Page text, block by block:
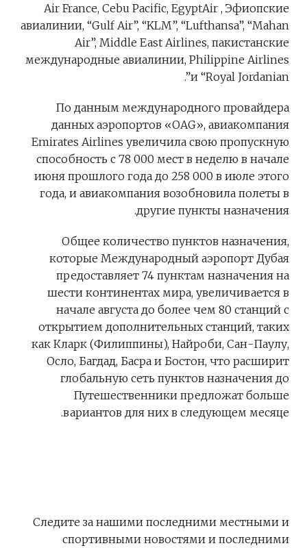
Air France, Cebu Pacific, EgyptAir , Эфиопские
авиалинии, “Gulf Air”, “KLM”, “Lufthansa”, “Mahan
Air”, Middle East Airlines, пакистанские
международные авиалинии, Philippine Airlines
и “Royal Jordanian”.
По данным международного провайдера
данных аэропортов «OAG», авиакомпания
Emirates Airlines увеличила свою пропускную
способность с 78 000 мест в неделю в начале
июня прошлого года до 258 000 в июле этого
года, и авиакомпания возобновила полеты в
другие пункты назначения.
Общее количество пунктов назначения,
которые Международный аэропорт Дубая
предоставляет 74 пунктам назначения на
шести континентах мира, увеличивается в
начале августа до более чем 80 станций с
открытием дополнительных станций, таких
как Кларк (Филиппины), Найроби, Сан-Паулу,
Осло, Багдад, Басра и Бостон, что расширит
глобальную сеть пунктов назначения до
Путешественники предложат больше
вариантов для них в следующем месяце.
Следите за нашими последними местными и
спортивными новостями и последними